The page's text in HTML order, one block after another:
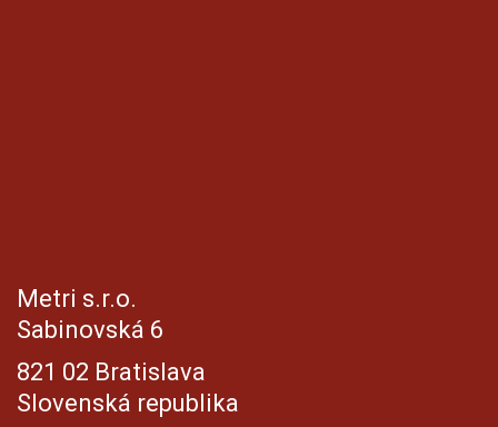
Metri s.r.o.
Sabinovská 6
821 02 Bratislava
Slovenská republika